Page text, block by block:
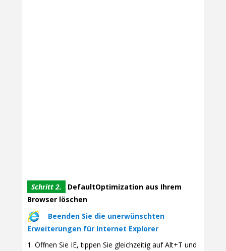
Schritt 2.
DefaultOptimization aus Ihrem
Browser löschen
Beenden Sie die unerwünschten
Erweiterungen für Internet Explorer
Öffnen Sie IE, tippen Sie gleichzeitig auf Alt+T und